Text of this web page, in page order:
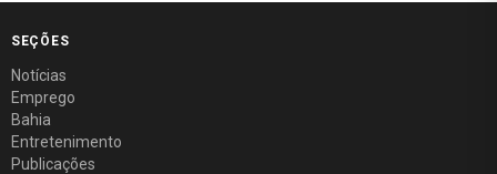
SEÇÕES
Notícias
Emprego
Bahia
Entretenimento
Publicações